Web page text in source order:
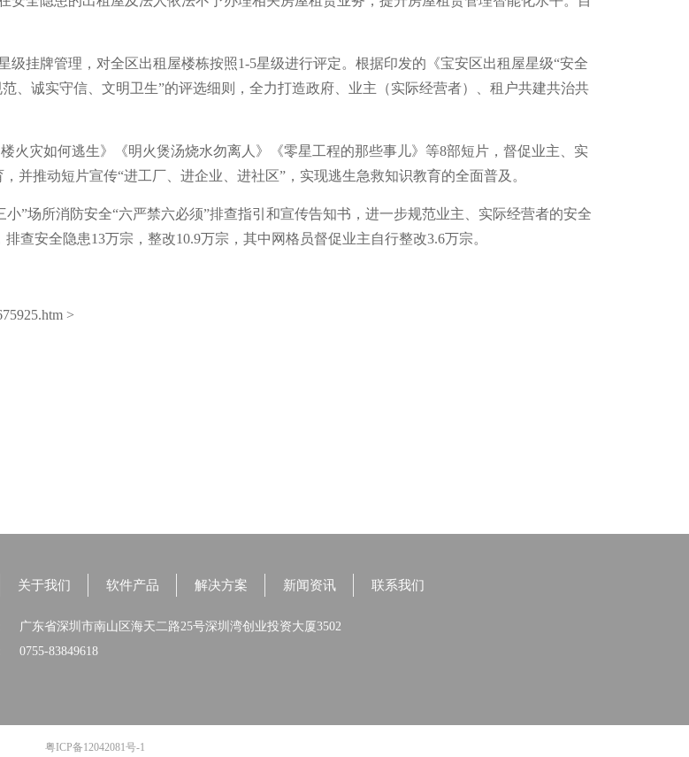
级挂牌管理，对全区出租屋楼栋按照1-5星级进行评定。根据印发的《宝安区出租屋星级“安全
、诚实守信、文明卫生”的评选细则，全力打造政府、业主（实际经营者）、租户共建共治共
火灾如何逃生》《明火煲汤烧水勿离人》《零星工程的那些事儿》等8部短片，督促业主、实
并推动短片宣传“进工厂、进企业、进社区”，实现逃生急救知识教育的全面普及。
”场所消防安全“六严禁六必须”排查指引和宣传告知书，进一步规范业主、实际经营者的安全
查安全隐患13万宗，整改10.9万宗，其中网格员督促业主自行整改3.6万宗。
>
关于我们 软件产品 解决方案 新闻资讯 联系我们
广东省深圳市南山区海天二路25号深圳湾创业投资大厦3502
0755-83849618
粤ICP备12042081号-1